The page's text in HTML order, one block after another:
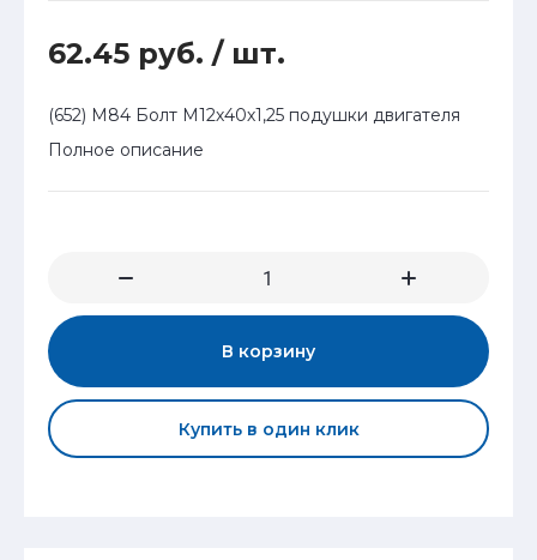
62.45 руб. / шт.
(652) М84 Болт М12х40х1,25 подушки двигателя
Полное описание
В корзину
Купить в один клик